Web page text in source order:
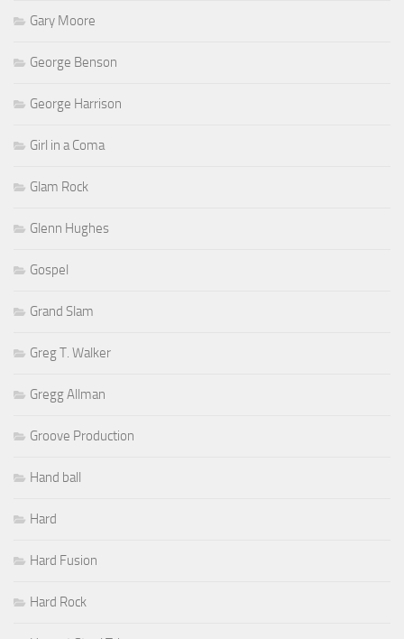
Gary Moore
George Benson
George Harrison
Girl in a Coma
Glam Rock
Glenn Hughes
Gospel
Grand Slam
Greg T. Walker
Gregg Allman
Groove Production
Hand ball
Hard
Hard Fusion
Hard Rock